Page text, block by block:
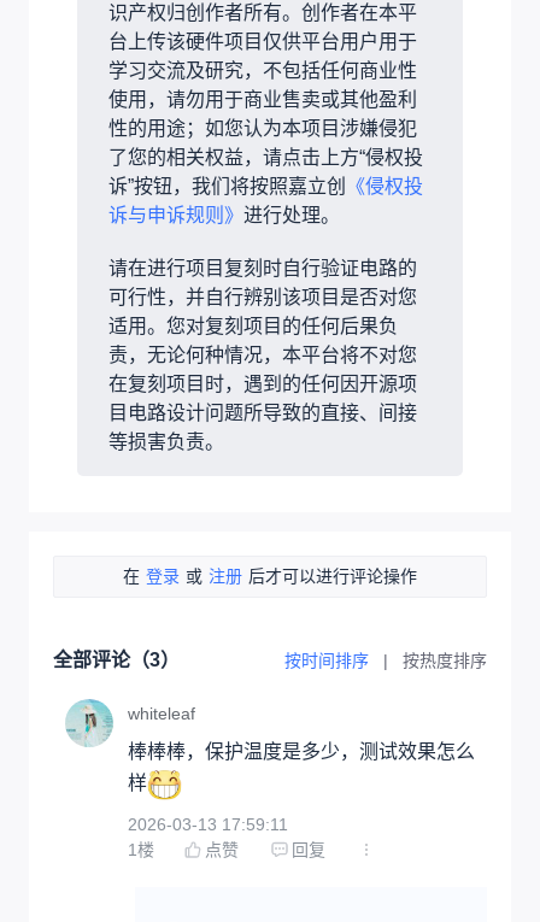
识产权归创作者所有。创作者在本平
台上传该硬件项目仅供平台用户用于
学习交流及研究，不包括任何商业性
使用，请勿用于商业售卖或其他盈利
性的用途；如您认为本项目涉嫌侵犯
了您的相关权益，请点击上方“侵权投
诉”按钮，我们将按照嘉立创
《侵权投
诉与申诉规则》 进行处理。
请在进行项目复刻时自行验证电路的
可行性，并自行辨别该项目是否对您
适用。您对复刻项目的任何后果负
责，无论何种情况，本平台将不对您
在复刻项目时，遇到的任何因开源项
目电路设计问题所导致的直接、间接
等损害负责。
在 登录 或 注册 后才可以进行评论操作
全部评论（3） 按时间排序 | 按热度排序
whiteleaf
棒棒棒，保护温度是多少，测试效果怎么
样
2026-03-13 17:59:11
1楼 点赞 回复